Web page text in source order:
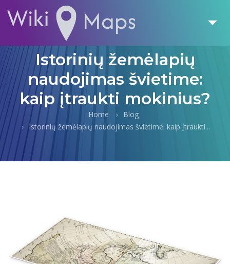
Istorinių žemėlapių
naudojimas švietime:
kaip įtraukti mokinius?
Home
Blog
Istorinių žemėlapių naudojimas švietime: kaip įtraukti...